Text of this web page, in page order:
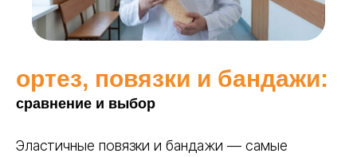
ортез, повязки и бандажи:
сравнение и выбор
Эластичные повязки и бандажи — самые